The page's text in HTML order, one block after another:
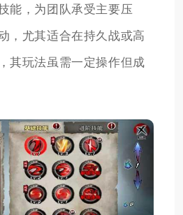
能，为团队承受主要压
，尤其适合在持久战或高
其玩法虽需一定操作但成